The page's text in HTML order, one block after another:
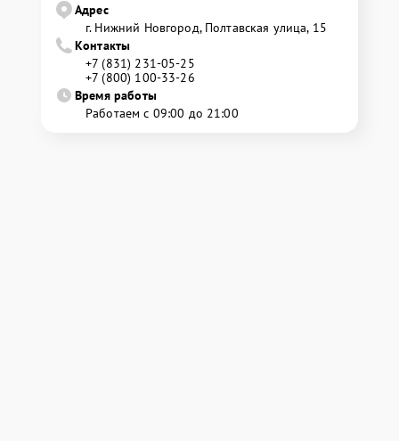
Адрес
г. Нижний Новгород, Полтавская улица, 15
Контакты
+7 (831) 231-05-25
+7 (800) 100-33-26
Время работы
Работаем с 09:00 до 21:00